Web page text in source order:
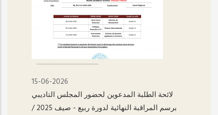
15-06-2026
لائحة الطلبة المدعوين لحضور المجلس التاديبي
برسم المراقبة النهائية لدورة ربيع - صيف 2025 /